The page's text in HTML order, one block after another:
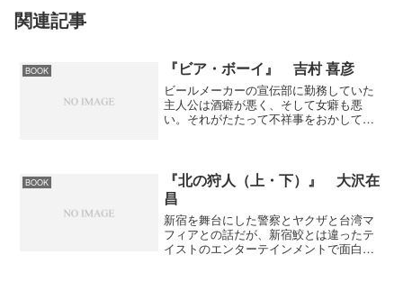
関連記事
BOOK 『ビア・ボーイ』 吉村 喜彦
ビールメーカーの宣伝部に勤務していた
主人公は酒癖が悪く、そして女癖も悪
い。それがたたって不祥事をおかして広
が、それがともでユーザーと...
BOOK
『北の狩人（上・下）』 大沢在
昌
新宿を舞台にした警察とヤクザと台湾マ
フィアとの話だが、新宿鮫とは違ったテ
イストのエンターテインメントで面白